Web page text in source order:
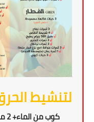
لتنشيط
كوب من الماء+ 2 ملعقة صغيرة عسل نحل